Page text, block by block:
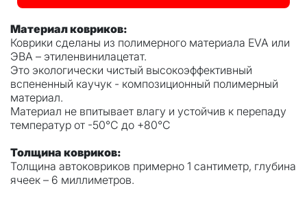
Материал ковриков:
Коврики сделаны из полимерного материала EVA или
ЭВА – этиленвинилацетат.
Это экологически чистый высокоэффективный
вспененный каучук - композиционный полимерный
материал.
Материал не впитывает влагу и устойчив к перепаду
температур от -50°С до +80°С
Толщина ковриков:
Толщина автоковриков примерно 1 сантиметр, глубина
ячеек – 6 миллиметров.